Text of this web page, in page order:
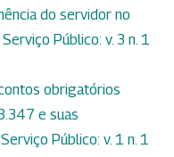
do servidor no
Público: v. 3 n. 1
obrigatórios
e suas
Público: v. 1 n. 1